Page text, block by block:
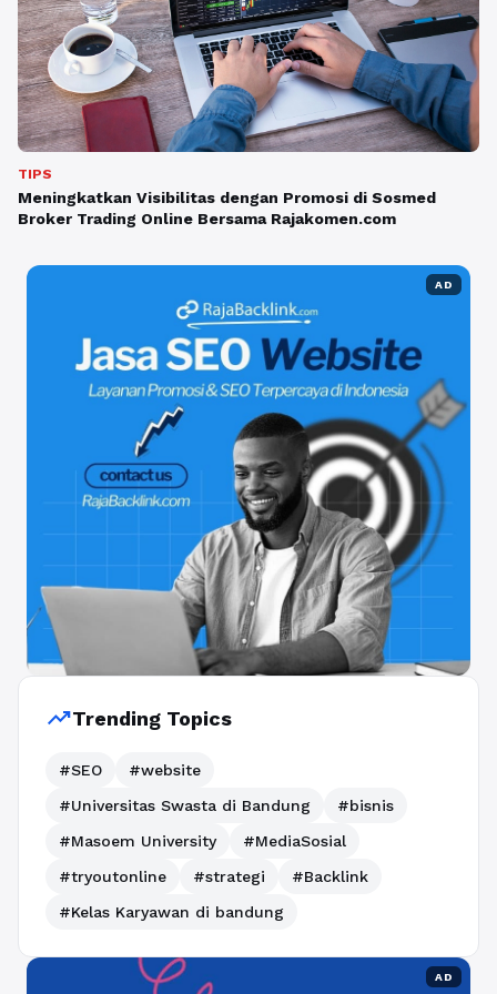
TIPS
Meningkatkan Visibilitas dengan Promosi di Sosmed
Broker Trading Online Bersama Rajakomen.com
AD
trending_upTrending Topics
#SEO
#website
#Universitas Swasta di Bandung
#bisnis
#Masoem University
#MediaSosial
#tryoutonline
#strategi
#Backlink
#Kelas Karyawan di bandung
AD